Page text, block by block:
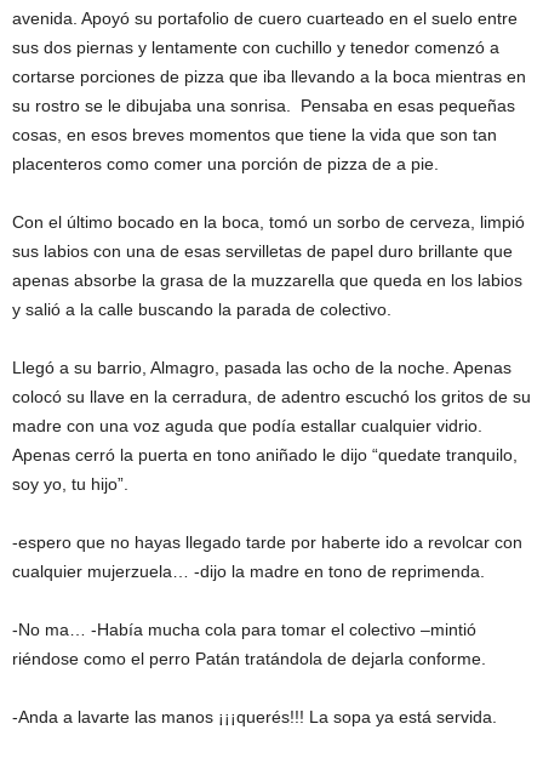
avenida. Apoyó su portafolio de cuero cuarteado en el suelo entre
sus dos piernas y lentamente con cuchillo y tenedor comenzó a
cortarse porciones de pizza que iba llevando a la boca mientras en
su rostro se le dibujaba una sonrisa. Pensaba en esas pequeñas
cosas, en esos breves momentos que tiene la vida que son tan
placenteros como comer una porción de pizza de a pie.
Con el último bocado en la boca, tomó un sorbo de cerveza, limpió
sus labios con una de esas servilletas de papel duro brillante que
apenas absorbe la grasa de la muzzarella que queda en los labios
y salió a la calle buscando la parada de colectivo.
Llegó a su barrio, Almagro, pasada las ocho de la noche. Apenas
colocó su llave en la cerradura, de adentro escuchó los gritos de su
madre con una voz aguda que podía estallar cualquier vidrio.
Apenas cerró la puerta en tono aniñado le dijo “quedate tranquilo,
soy yo, tu hijo”.
-espero que no hayas llegado tarde por haberte ido a revolcar con
cualquier mujerzuela… -dijo la madre en tono de reprimenda.
-No ma… -Había mucha cola para tomar el colectivo –mintió
riéndose como el perro Patán tratándola de dejarla conforme.
-Anda a lavarte las manos ¡¡¡querés!!! La sopa ya está servida.